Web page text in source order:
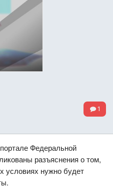
1
Федеральной
разъяснения о том,
условиях нужно будет